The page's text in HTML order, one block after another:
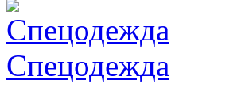
Спецодежда